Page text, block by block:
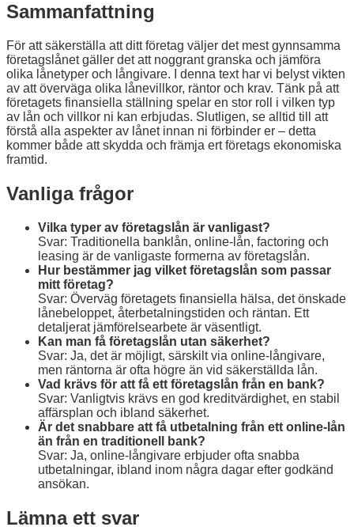
Sammanfattning
För att säkerställa att ditt företag väljer det mest gynnsamma
företagslånet gäller det att noggrant granska och jämföra
olika lånetyper och långivare. I denna text har vi belyst vikten
av att överväga olika lånevillkor, räntor och krav. Tänk på att
företagets finansiella ställning spelar en stor roll i vilken typ
av lån och villkor ni kan erbjudas. Slutligen, se alltid till att
förstå alla aspekter av lånet innan ni förbinder er – detta
kommer både att skydda och främja ert företags ekonomiska
framtid.
Vanliga frågor
Vilka typer av företagslån är vanligast?
Svar: Traditionella banklån, online-lån, factoring och
leasing är de vanligaste formerna av företagslån.
Hur bestämmer jag vilket företagslån som passar
mitt företag?
Svar: Överväg företagets finansiella hälsa, det önskade
lånebeloppet, återbetalningstiden och räntan. Ett
detaljerat jämförelsearbete är väsentligt.
Kan man få företagslån utan säkerhet?
Svar: Ja, det är möjligt, särskilt via online-långivare,
men räntorna är ofta högre än vid säkerställda lån.
Vad krävs för att få ett företagslån från en bank?
Svar: Vanligtvis krävs en god kreditvärdighet, en stabil
affärsplan och ibland säkerhet.
Är det snabbare att få utbetalning från ett online-lån
än från en traditionell bank?
Svar: Ja, online-långivare erbjuder ofta snabba
utbetalningar, ibland inom några dagar efter godkänd
ansökan.
Lämna ett svar